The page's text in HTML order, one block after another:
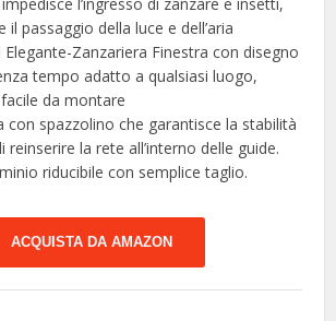
passaggio della luce e dell’aria
Elegante-Zanzariera Finestra con disegno
tempo adatto a qualsiasi luogo,
da montare
con spazzolino che garantisce la stabilità
reinserire la rete all’interno delle guide.
riducibile con semplice taglio.
ACQUISTA DA AMAZON